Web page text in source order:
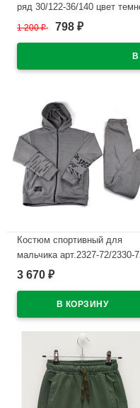
ряд 30/122-36/140 цвет
В наличии
1 200₽ 798 ₽
Костюм спортивный для
мальчика арт.2327-72/2330-
размер 38/146-44/164
3 670 ₽